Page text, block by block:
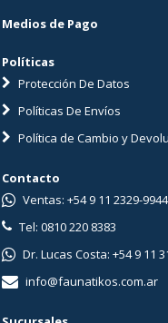
Medios de Pago
Políticas
Protección De Datos
Políticas De Envíos
Política de Cambio y
Contacto
Ventas: +54 9 11 2329-9944
Tel: 0810 220 8383
Dr. Lucas Costa: +54 9 11
info@faunatikos.com.ar